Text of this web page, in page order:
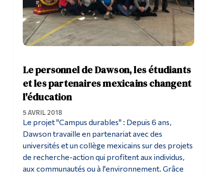
Le personnel de Dawson, les étudiants
et les partenaires mexicains changent
l'éducation
5 AVRIL 2018
Le projet "Campus durables" : Depuis 6 ans,
Dawson travaille en partenariat avec des
universités et un collège mexicains sur des projets
de recherche-action qui profitent aux individus,
aux communautés ou à l'environnement. Grâce